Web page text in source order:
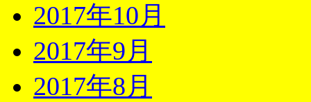
2017年10月
2017年9月
2017年8月